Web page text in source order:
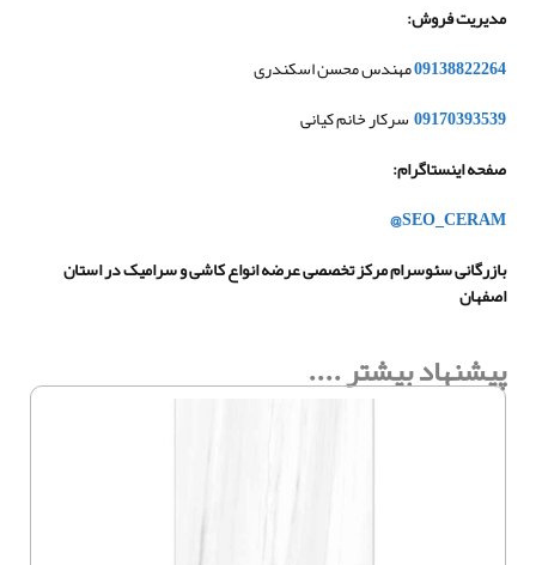
مدیریت فروش:
09138822264مهندس محسن اسکندری
09170393539سرکار خانم کیانی
صفحه اینستاگرام:
@SEO_CERAM
بازرگانی سئوسرام مرکز تخصصی عرضه انواع کاشی و سرامیک در استان
اصفهان
پیشنهاد بیشتر ....